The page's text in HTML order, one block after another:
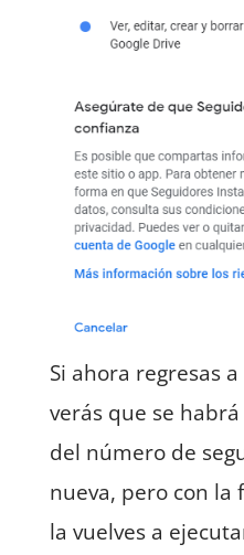
Si ahora regresas
verás que se
del número de
nueva, pero con la
la vuelves a